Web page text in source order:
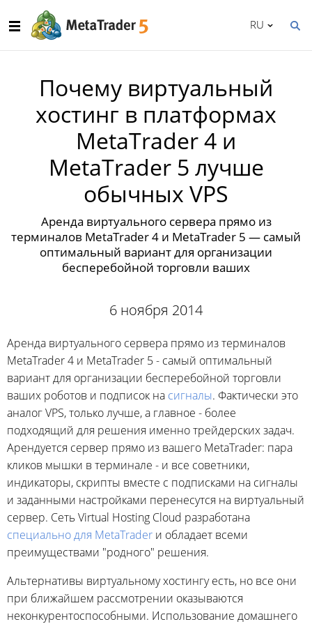
RU
Почему виртуальный
хостинг в платформах
MetaTrader 4 и
MetaTrader 5 лучше
обычных VPS
Аренда виртуального сервера прямо из
терминалов MetaTrader 4 и MetaTrader 5 — самый
оптимальный вариант для организации
бесперебойной торговли ваших
6 ноября 2014
Аренда виртуального сервера прямо из терминалов
MetaTrader 4 и MetaTrader 5 - самый оптимальный
вариант для организации бесперебойной торговли
ваших роботов и подписок на сигналы. Фактически это
аналог VPS, только лучше, а главное - более
подходящий для решения именно трейдерских задач.
Арендуется сервер прямо из вашего MetaTrader: пара
кликов мышки в терминале - и все советники,
индикаторы, скрипты вместе с подписками на сигналы
и заданными настройками перенесутся на виртуальный
сервер. Сеть Virtual Hosting Cloud разработана
специально для MetaTrader и обладает всеми
преимуществами "родного" решения.
Альтернативы виртуальному хостингу есть, но все они
при ближайшем рассмотрении оказываются
неконкурентоспособными. Использование домашнего